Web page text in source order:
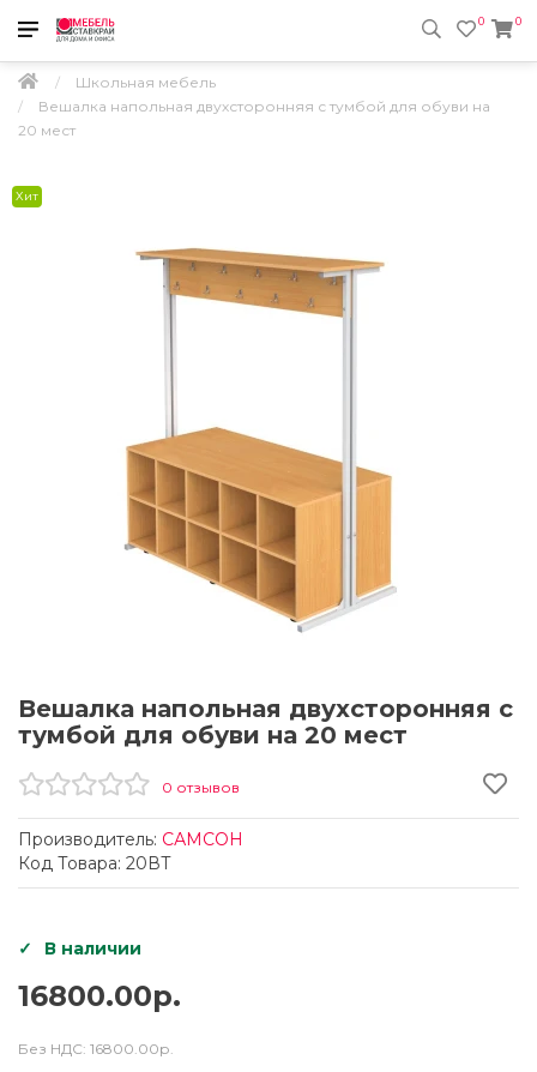
0
0
Школьная мебель
Вешалка напольная двухсторонняя с тумбой для обуви на
20 мест
Хит
Вешалка напольная двухсторонняя с
тумбой для обуви на 20 мест
0 отзывов
Производитель: САМСОН
Код Товара: 20ВТ
В наличии
16800.00р.
Без НДС: 16800.00р.